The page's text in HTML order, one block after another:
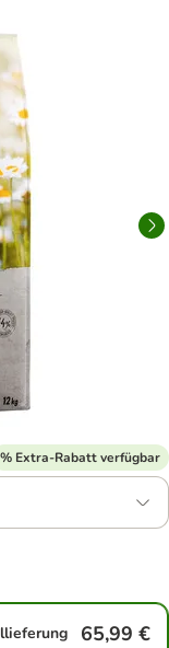
% Extra-Rabatt verfügbar
65,99 €